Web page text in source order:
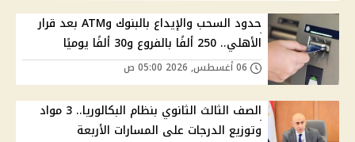
حدود السحب والإيداع بالبنوك وATM بعد قرار
الأهلي.. 250 ألفًا بالفروع و30 ألفًا يوميًا
الصف الثالث الثانوي بنظام البكالوريا.. 3 مواد
وتوزيع الدرجات على المسارات الأربعة